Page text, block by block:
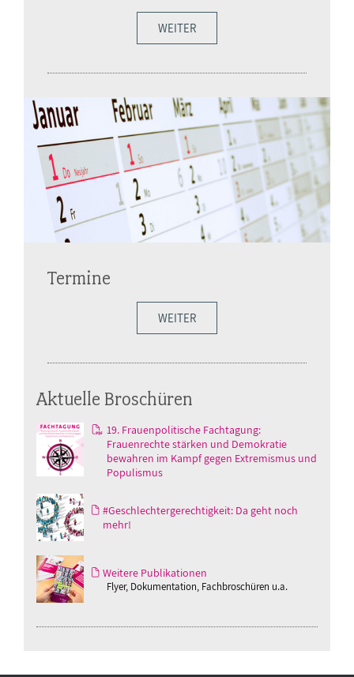
WEITER
Termine
WEITER
Aktuelle Broschüren
19. Frauenpolitische Fachtagung:
Frauenrechte stärken und Demokratie
bewahren im Kampf gegen Extremismus und
Populismus
#Geschlechtergerechtigkeit: Da geht noch
mehr!
Weitere Publikationen
Flyer, Dokumentation, Fachbroschüren u.a.